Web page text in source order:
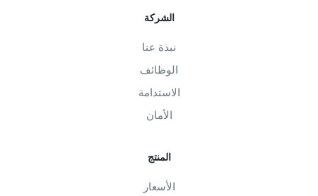
الشركة
نبذة عنا
الوظائف
الاستدامة
الأمان
المنتج
الأسعار